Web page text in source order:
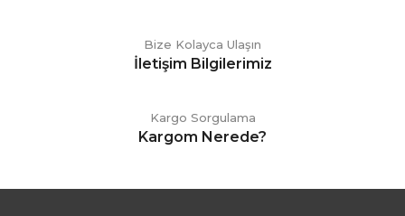
Bize Kolayca Ulaşın
İletişim Bilgilerimiz
Kargo Sorgulama
Kargom Nerede?